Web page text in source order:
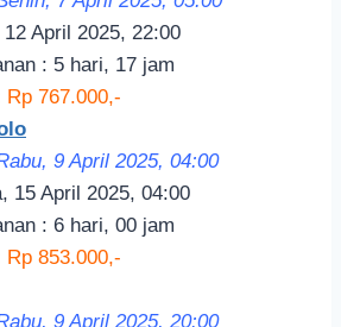
April 2025, 22:00
: 5 hari, 17 jam
Rp 767.000,-
9 April 2025, 04:00
15 April 2025, 04:00
: 6 hari, 00 jam
Rp 853.000,-
9 April 2025, 20:00